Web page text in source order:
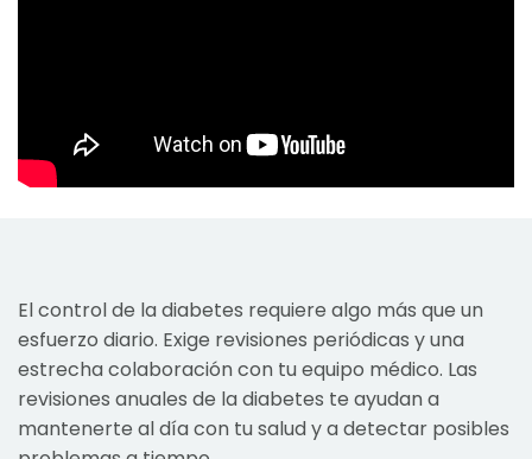
El control de la diabetes requiere algo más que un
esfuerzo diario. Exige revisiones periódicas y una
estrecha colaboración con tu equipo médico. Las
revisiones anuales de la diabetes te ayudan a
mantenerte al día con tu salud y a detectar posibles